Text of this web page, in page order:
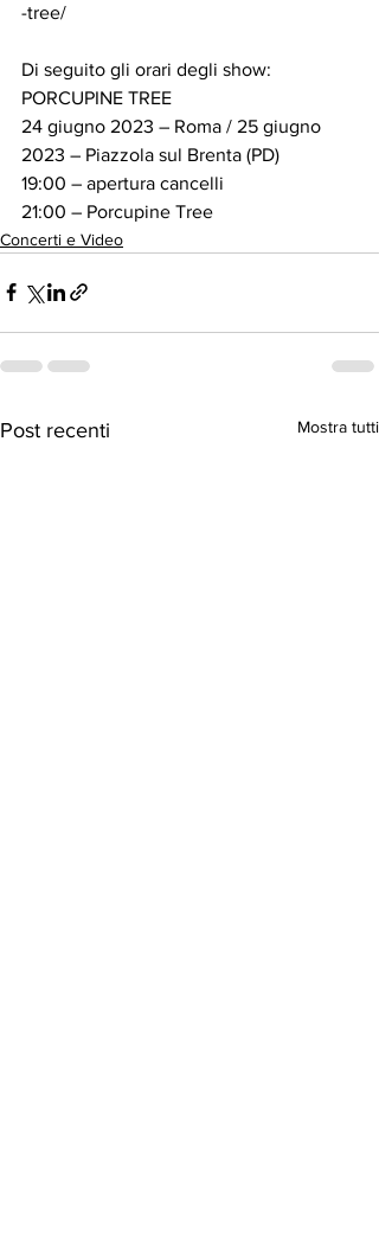
-tree/
Di seguito gli orari degli show:
PORCUPINE TREE
24 giugno 2023 – Roma / 25 giugno
2023 – Piazzola sul Brenta (PD)
19:00 – apertura cancelli
21:00 – Porcupine Tree
Concerti e Video
Post recenti Mostra tutti